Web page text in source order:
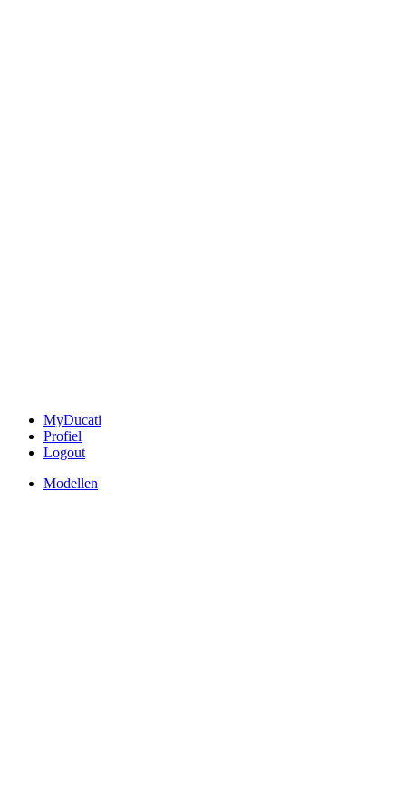
MyDucati
Profiel
Logout
Modellen